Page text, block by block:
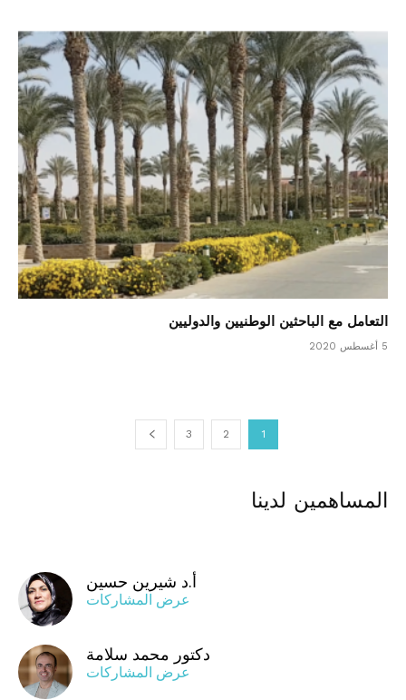
التعامل مع الباحثين الوطنيين والدوليين
5 أغسطس 2020
1
2
3
المساهمين لدينا
أ.د شيرين حسين
عرض المشاركات
دكتور محمد سلامة
عرض المشاركات